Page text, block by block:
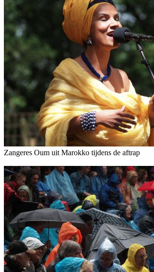
Zangeres Oum uit Marokko tijdens de aftrap